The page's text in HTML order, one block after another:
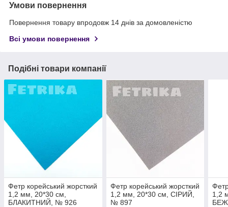
Умови повернення
Повернення товару впродовж 14 днів за домовленістю
Всі умови повернення
Подібні товари компанії
Фетр корейський жорсткий
1,2 мм, 20*30 см,
БЛАКИТНИЙ, № 926
Фетр корейський жорсткий
1,2 мм, 20*30 см, СІРИЙ,
№ 897
1,2